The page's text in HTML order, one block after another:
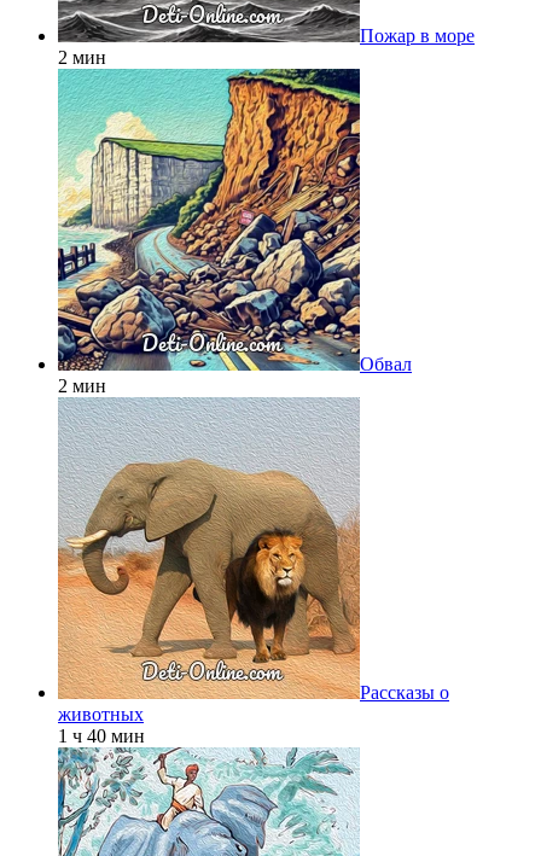
Пожар в море
2 мин
Обвал
2 мин
Рассказы о
животных
1 ч 40 мин